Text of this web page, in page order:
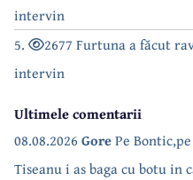
intervin
5.
2677 Furtuna a făcut
intervin
Ultimele comentarii
08.08.2026 GorePe
Tiseanu i as baga cu botu in